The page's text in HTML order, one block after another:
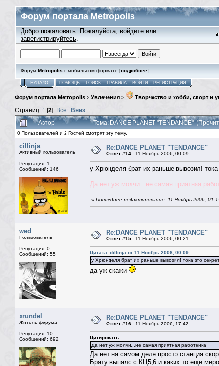
Форум портала Metropolis
Добро пожаловать. Пожалуйста, войдите или
зарегистрируйтесь.
Форум Metropolis в мобильном формате [подробнее]
НАЧАЛО ПОМОЩЬ ПОИСК ПРАВИЛА ВОЙТИ РЕГИСТРАЦИЯ
Форум портала Metropolis > Увлечения > Творчество и хобби, спорт и
Страниц: 1 [2] Все
Вниз
Автор
Тема: DANCE PLANET "TENDANCE"
0 Пользователей и 2 Гостей смотрят эту тему.
dillinja
Активный пользователь
Репутация: 1
Сообщений: 146
Re:DANCE PLANET "TENDANCE"
Ответ #14 : 11 Ноябрь 2006, 00:09
у Хрюнделя брат их раньше вывозил! тока
Да нет уж молчи...не самая приятная
« Последнее редактирование: 11 Ноябрь 2006,
wed
Пользователь
Репутация: 0
Сообщений: 55
Re:DANCE PLANET "TENDANCE"
Ответ #15 : 11 Ноябрь 2006, 00:21
Цитата: dillinja от 11 Ноябрь 2006, 00:09
у Хрюнделя брат их раньше вывозил! тока это
да уж скажи
xrundel
Житель форума
Репутация: 10
Сообщений: 692
Re:DANCE PLANET "TENDANCE"
Ответ #16 : 11 Ноябрь 2006, 17:42
Цитировать
Да нет уж молчи...не самая приятная работенка
Да нет на самом деле просто станция
Брату выпало с КЦ5,6 и каких то еще